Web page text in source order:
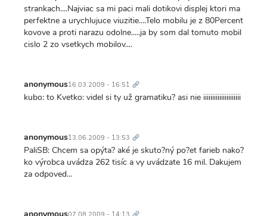
strankach....Najviac sa mi paci mali dotikovi displej ktori ma
perfektne a urychlujuce viuzitie....Telo mobilu je z 80Percent
kovove a proti narazu odolne.....ja by som dal tomuto mobil
cislo 2 zo vsetkych mobilov....
anonymous16.03.2009 - 16:51 odkaz
kubo: to Kvetko: videl si ty už gramatiku? asi nie iiiiiiiiiiiiiiiiiiiii
anonymous13.06.2009 - 13:53 odkaz
PaliSB: Chcem sa opýta? aké je skuto?ný po?et farieb nako?
ko výrobca uvádza 262 tisíc a vy uvádzate 16 mil. Dakujem
za odpoved...
odkaz